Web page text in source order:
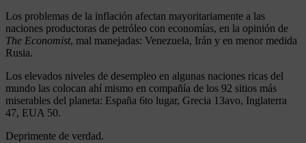
Los problemas de la inflación afectan mayoritariamente a las
naciones productoras de petróleo con economías, en la opinión de
The Economist, mal manejadas: Venezuela, Irán y en menor medida
Rusia.
Los elevados niveles de desempleo en algunas naciones ricas del
mundo las colocan ahí mismo en compañía de los 92 sitios más
miserables del planeta: España 6to lugar, Grecia 13avo, Inglaterra
47, EUA 50.
Deprimente de verdad.